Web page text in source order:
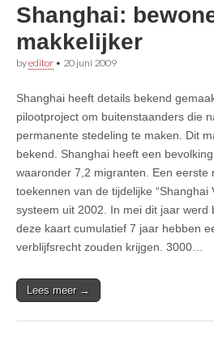
Shanghai:
makkelijker
byeditor • 20 juni 2009
Shanghai heeft details bekend
pilootproject om buitenstaanders die
permanente stedeling te maken. Dit
bekend. Shanghai heeft een
waaronder 7,2 migranten. Een eerste
toekennen van de tijdelijke “Shanghai
systeem uit 2002. In mei dit jaar werd
deze kaart cumulatief 7 jaar hebben
verblijfsrecht zouden krijgen. 3000…
Lees meer →